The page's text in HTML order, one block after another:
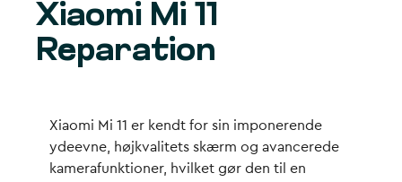
Find butik
Ring til os:
+45 70 60 55 90
Xiaomi Mi 11
Reparation
Xiaomi Mi 11 er kendt for sin imponerende
ydeevne, højkvalitets skærm og avancerede
kamerafunktioner, hvilket gør den til en